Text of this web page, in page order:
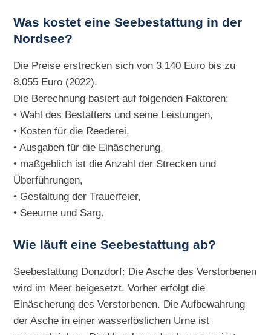
Was kostet eine Seebestattung in der
Nordsee?
Die Preise erstrecken sich von 3.140 Euro bis zu
8.055 Euro (2022).
Die Berechnung basiert auf folgenden Faktoren:
• Wahl des Bestatters und seine Leistungen,
• Kosten für die Reederei,
• Ausgaben für die Einäscherung,
• maßgeblich ist die Anzahl der Strecken und
Überführungen,
• Gestaltung der Trauerfeier,
• Seeurne und Sarg.
Wie läuft eine Seebestattung ab?
Seebestattung Donzdorf: Die Asche des Verstorbenen
wird im Meer beigesetzt. Vorher erfolgt die
Einäscherung des Verstorbenen. Die Aufbewahrung
der Asche in einer wasserlöslichen Urne ist